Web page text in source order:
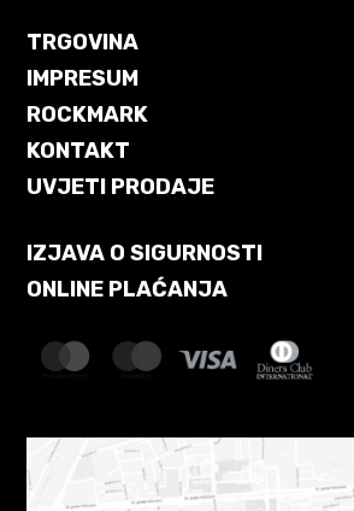
TRGOVINA
IMPRESUM
ROCKMARK
KONTAKT
UVJETI PRODAJE
IZJAVA O SIGURNOSTI
ONLINE PLAĆANJA